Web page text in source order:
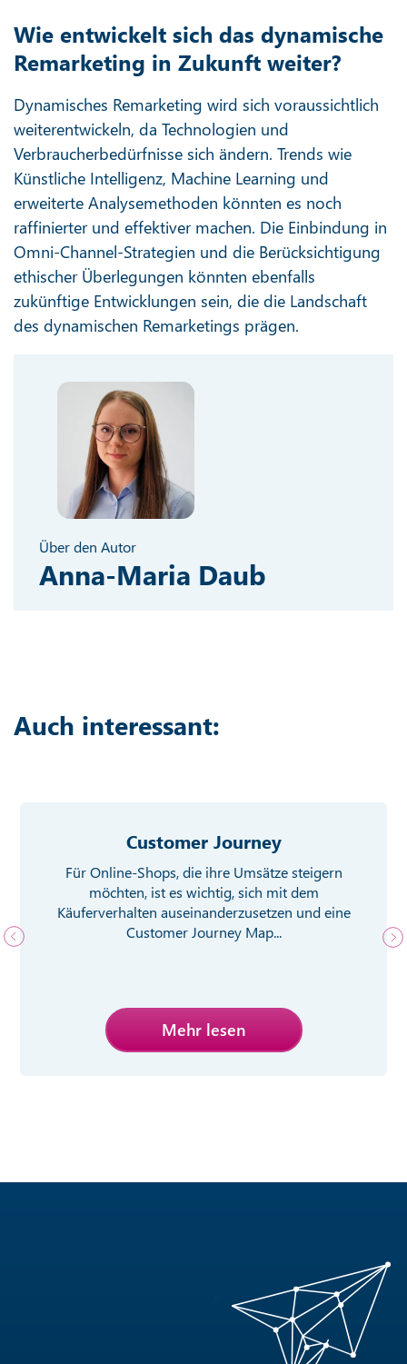
Wie entwickelt sich das dynamische
Remarketing in Zukunft weiter?
Dynamisches Remarketing wird sich voraussichtlich
weiterentwickeln, da Technologien und
Verbraucherbedürfnisse sich ändern. Trends wie
Künstliche Intelligenz, Machine Learning und
erweiterte Analysemethoden könnten es noch
raffinierter und effektiver machen. Die Einbindung in
Omni-Channel-Strategien und die Berücksichtigung
ethischer Überlegungen könnten ebenfalls
zukünftige Entwicklungen sein, die die Landschaft
des dynamischen Remarketings prägen.
Über den Autor
Anna-Maria Daub
Auch interessant:
Customer Journey
Für Online-Shops, die ihre Umsätze steigern
möchten, ist es wichtig, sich mit dem
Käuferverhalten auseinanderzusetzen und eine
Customer Journey Map...
Mehr lesen